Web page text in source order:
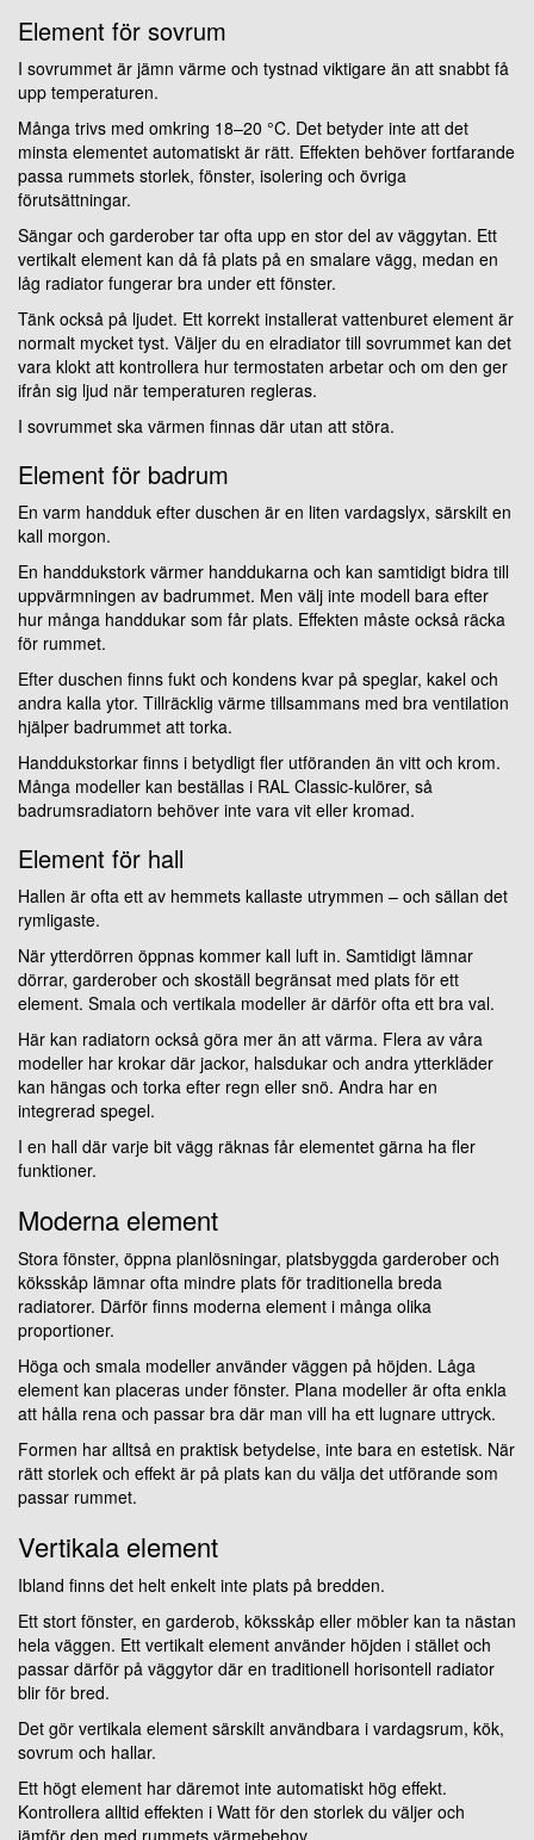
Element för sovrum
I sovrummet är jämn värme och tystnad viktigare än att snabbt få
upp temperaturen.
Många trivs med omkring 18–20 °C. Det betyder inte att det
minsta elementet automatiskt är rätt. Effekten behöver fortfarande
passa rummets storlek, fönster, isolering och övriga
förutsättningar.
Sängar och garderober tar ofta upp en stor del av väggytan. Ett
vertikalt element kan då få plats på en smalare vägg, medan en
låg radiator fungerar bra under ett fönster.
Tänk också på ljudet. Ett korrekt installerat vattenburet element är
normalt mycket tyst. Väljer du en elradiator till sovrummet kan det
vara klokt att kontrollera hur termostaten arbetar och om den ger
ifrån sig ljud när temperaturen regleras.
I sovrummet ska värmen finnas där utan att störa.
Element för badrum
En varm handduk efter duschen är en liten vardagslyx, särskilt en
kall morgon.
En handdukstork värmer handdukarna och kan samtidigt bidra till
uppvärmningen av badrummet. Men välj inte modell bara efter
hur många handdukar som får plats. Effekten måste också räcka
för rummet.
Efter duschen finns fukt och kondens kvar på speglar, kakel och
andra kalla ytor. Tillräcklig värme tillsammans med bra ventilation
hjälper badrummet att torka.
Handdukstorkar finns i betydligt fler utföranden än vitt och krom.
Många modeller kan beställas i RAL Classic-kulörer, så
badrumsradiatorn behöver inte vara vit eller kromad.
Element för hall
Hallen är ofta ett av hemmets kallaste utrymmen – och sällan det
rymligaste.
När ytterdörren öppnas kommer kall luft in. Samtidigt lämnar
dörrar, garderober och skoställ begränsat med plats för ett
element. Smala och vertikala modeller är därför ofta ett bra val.
Här kan radiatorn också göra mer än att värma. Flera av våra
modeller har krokar där jackor, halsdukar och andra ytterkläder
kan hängas och torka efter regn eller snö. Andra har en
integrerad spegel.
I en hall där varje bit vägg räknas får elementet gärna ha fler
funktioner.
Moderna element
Stora fönster, öppna planlösningar, platsbyggda garderober och
köksskåp lämnar ofta mindre plats för traditionella breda
radiatorer. Därför finns moderna element i många olika
proportioner.
Höga och smala modeller använder väggen på höjden. Låga
element kan placeras under fönster. Plana modeller är ofta enkla
att hålla rena och passar bra där man vill ha ett lugnare uttryck.
Formen har alltså en praktisk betydelse, inte bara en estetisk. När
rätt storlek och effekt är på plats kan du välja det utförande som
passar rummet.
Vertikala element
Ibland finns det helt enkelt inte plats på bredden.
Ett stort fönster, en garderob, köksskåp eller möbler kan ta nästan
hela väggen. Ett vertikalt element använder höjden i stället och
passar därför på väggytor där en traditionell horisontell radiator
blir för bred.
Det gör vertikala element särskilt användbara i vardagsrum, kök,
sovrum och hallar.
Ett högt element har däremot inte automatiskt hög effekt.
Kontrollera alltid effekten i Watt för den storlek du väljer och